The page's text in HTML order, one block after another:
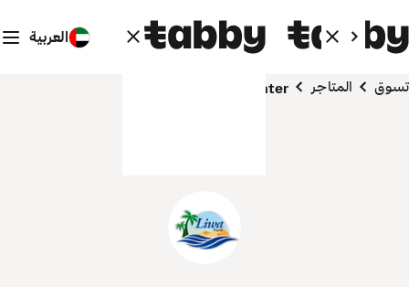
العربية
تسوق المتاجر Liwa water